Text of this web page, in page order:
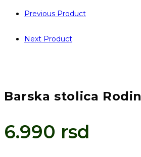
Previous Product
Next Product
Barska stolica Rodin
6.990 rsd